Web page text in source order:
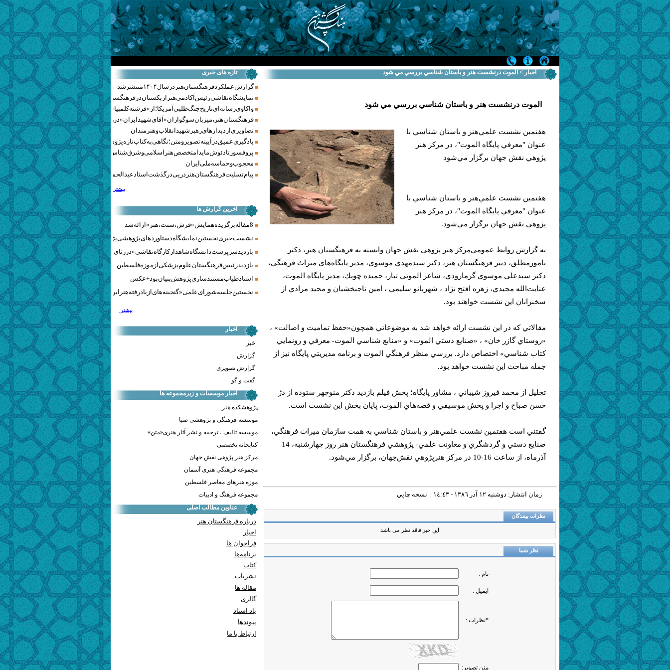
تازه های خبری
گزارش عملکرد فرهنگستان هنر در سال ۱۴۰۴ منتشر شد
نمایشگاه نقاشی رئیس آکادمی هنر ازبکستان در فرهنگستان هنر
واکاوی رسانه‌ای تاریخ جنگ‌طلبی آمریکا؛ از «فرشته کلمبیا» تا پنتاگونیسم هالیوود
فرهنگستان هنر، میزبان سوگواران «آقای شهید ایران» در روزهای وداع شد+ گزارش تصویری
تصاویری از دیدارهای رهبر شهید انقلاب و هنرمندان
یادگیری عمیق در آیینه تصویر و متن؛ نگاهی به کتاب تازه پژوهشکده هنر
پروفسور تادئوش مایدا متخصص هنر اسلامی و شرق‌شناس لهستانی درگذشت
محجوب و حماسه ملی ایران
پیام تسلیت فرهنگستان هنر در پی درگذشت استاد عبدالحمید نقره‌کار
بیشتر
آخرین گزارش ها
8 مقاله برگزیده همایش «فرش، سنت، هنر» ارائه شد
نشست خبری نخستین نمایشگاه دستاوردهای پژوهشی پژوهشگاه‌های هنری
بازدید سرپرست دانشگاه شاهد از کارگاه نقاشی «در رثای سیمرغ تجلی»
بازدید رئیس فرهنگستان علوم پزشکی از موزه فلسطین
استاد طیاب مستندسازی پژوهش‌بنیان بود + عکس
نخستین جلسه شورای علمی «گنجینه‌های ازیادرفته هنر ایران» برگزار شد
بیشتر
اخبار
خبر
گزارش
گزارش تصویری
گفت و گو
اخبار موسسات و زیرمجموعه ها
پژوهشکده هنر
موسسه فرهنگی و پژوهشی صبا
موسسه تالیف ، ترجمه و نشر آثار هنری«متن»
کتابخانه تخصصی
مرکز هنر پژوهی نقش جهان
مجموعه فرهنگی هنری آسمان
موزه هنرهای معاصر فلسطین
مجموعه فرهنگ و ادبیات
عناوین مطالب اصلی
درباره فرهنگستان هنر
اخبار
فراخوان ها
برنامه‌ها
کتاب
نشریات
مقاله ها
گالری
یاد استاد
پيوندها
ارتباط با ما
اخبار > الموت درنشست هنر و باستان شناسي بررسي مي شود
الموت درنشست هنر و باستان شناسي بررسي مي شود
هفتمين نشست علمي‌هنر و باستان شناسي با
عنوان "معرفي پايگاه الموت"، در مركز هنر
پژوهي نقش جهان برگزار مي‌شود
هفتمين نشست علمي‌هنر و باستان شناسي با
عنوان "معرفي پايگاه الموت"، در مركز هنر
پژوهي نقش جهان برگزار مي‌شود.
به گزارش روابط عمومي‌مركز هنر پژوهي نقش جهان وابسته به فرهنگستان هنر، دكتر
نامورمطلق، دبير فرهنگستان هنر، دكتر سيدمهدي موسوي، مدير پايگاه‌هاي ميراث فرهنگي،
دكتر سيدعلي موسوي گرمارودي، شاعر الموتي تبار، حميده چوبك، مدير پايگاه الموت،
عنايت‌الله مجيدي، زهره افتح نژاد ، شهربانو سليمي ، امين تاجبخشيان و مجيد مرادي از
سخنرانان اين نشست خواهند بود.
مقالاتي كه در اين نشست ارائه خواهد شد به موضوعاتي همچون«حفظ تماميت و اصالت» ،
«روستاي گازر خان» ، «صنايع دستي الموت» و «منابع شناسي الموت- معرفي و رونمايي
كتاب شناسي» اختصاص دارد. بررسي منظر فرهنگي الموت و برنامه مديريتي پايگاه نيز از
جمله مباحث اين نشست خواهد بود.
تجليل از محمد فيروز شيباني ، مشاور پايگاه؛ پخش فيلم بازديد دكتر منوچهر ستوده از دژ
حسن صباح و اجرا و پخش موسيقي و قصه‌هاي الموت، پايان بخش اين نشست است.
گفتني است هفتمين نشست علمي‌هنر و باستان شناسي به همت سازمان ميراث فرهنگي،
صنايع دستي و گردشگري و معاونت علمي- پژوهشي فرهنگستان هنر روز چهارشنبه، 14
آذرماه، از ساعت 16-10 در مركز هنرپژوهي نقش‌جهان، برگزار مي‌شود.
زمان انتشار: دوشنبه ١٢ آذر ١٣٨٦ - ١٤:٤٣ | نسخه چاپي
نظرات بینندگان
این خبر فاقد نظر می باشد
نظر شما
نام :
ایمیل :
*نظرات :
متن تصویر: